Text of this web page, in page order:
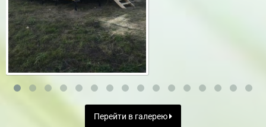
Перейти в галерею